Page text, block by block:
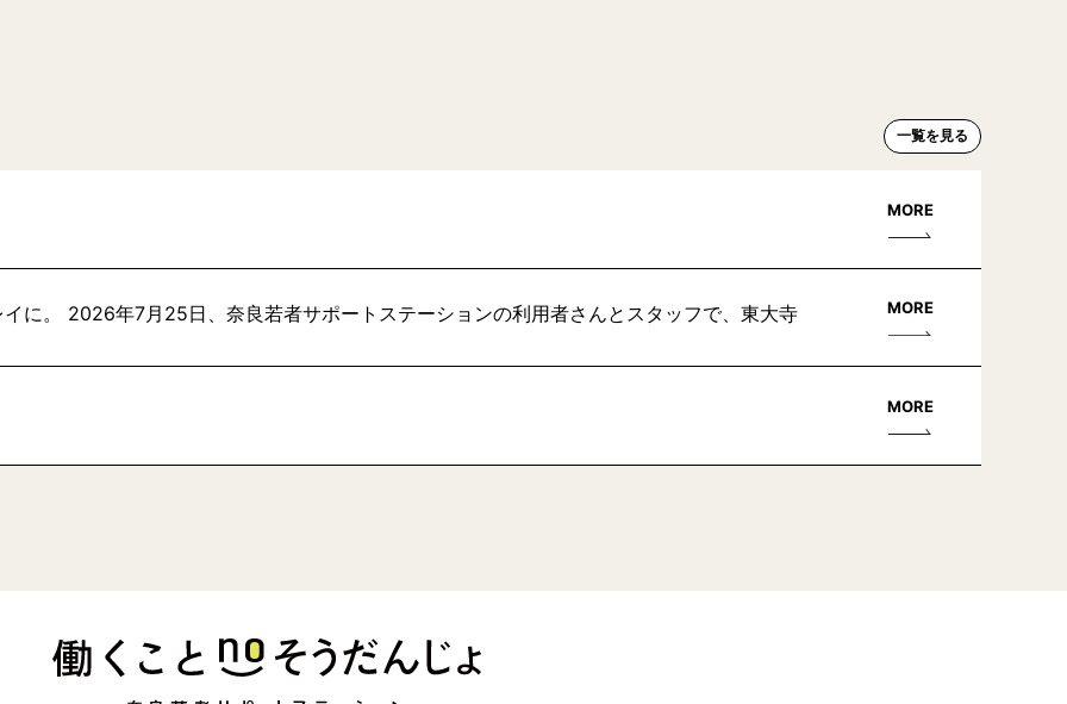
一覧を見る
MORE
に。 2026年7月25日、奈良若者サポートステーションの利用者さんとスタッフで、東大寺
MORE
MORE